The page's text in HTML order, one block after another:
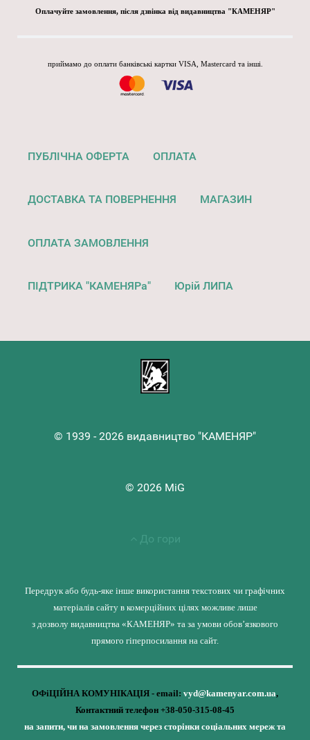
Оплачуйте замовлення, після дзвінка від видавництва "КАМЕНЯР"
приймамо до оплати банківські картки VISA, Mastercard та інші.
ПУБЛІЧНА ОФЕРТА ОПЛАТА
ДОСТАВКА ТА ПОВЕРНЕННЯ МАГАЗИН
ОПЛАТА ЗАМОВЛЕННЯ
ПІДТРИКА "КАМЕНЯРа" Юрій ЛИПА
© 1939 - 2026 видавництво "КАМЕНЯР"
© 2026 MiG
До гори
Передрук або будь-яке інше використання текстових чи графічних
матеріалів сайту в комерційних цілях можливе лише
з дозволу видавництва «КАМЕНЯР» та за умови обов’язкового
прямого гіперпосилання на сайт.
ОФіЦІЙНА КОМУНІКАЦІЯ - email: vyd@kamenyar.com.ua,
Контактний телефон +38-050-315-08-45
на запити, чи на замовлення через сторінки соціальних мереж та